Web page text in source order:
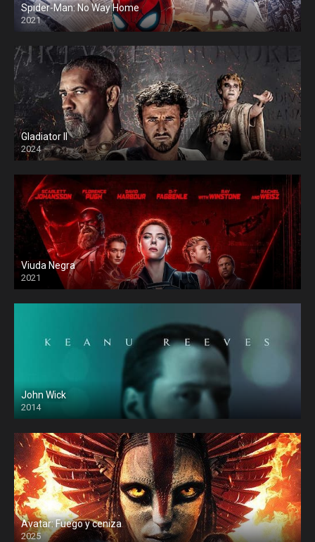
Spider-Man: No Way Home
2021
Gladiator II
2024
Viuda Negra
2021
John Wick
2014
Avatar: Fuego y ceniza
2025